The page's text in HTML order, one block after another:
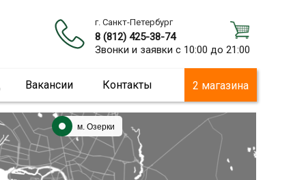
г. Санкт-Петербург
8 (812) 425-38-74
Звонки и заявки с 10:00 до 21:00
Вакансии Контакты 2 магазина
м. Озерки